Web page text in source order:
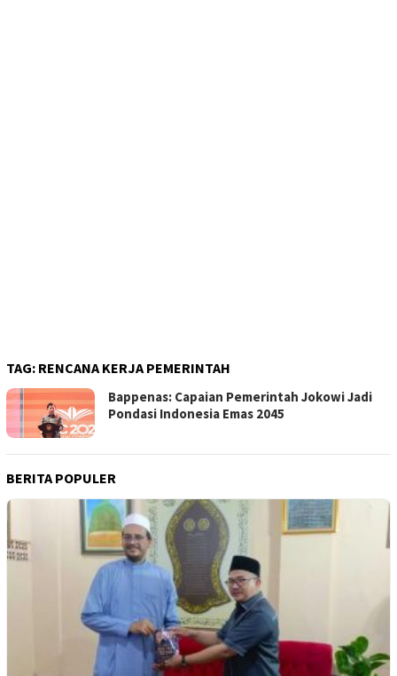
TAG: RENCANA KERJA PEMERINTAH
Bappenas: Capaian Pemerintah Jokowi Jadi
Pondasi Indonesia Emas 2045
BERITA POPULER